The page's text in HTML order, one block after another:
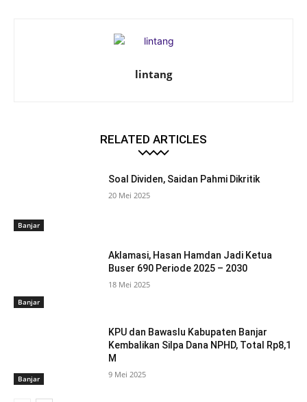
lintang
RELATED ARTICLES
Banjar
Soal Dividen, Saidan Pahmi Dikritik
20 Mei 2025
Banjar
Aklamasi, Hasan Hamdan Jadi Ketua
Buser 690 Periode 2025 – 2030
18 Mei 2025
Banjar
KPU dan Bawaslu Kabupaten Banjar
Kembalikan Silpa Dana NPHD, Total Rp8,1
M
9 Mei 2025